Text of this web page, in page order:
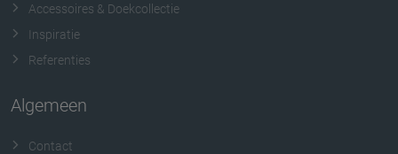
Accessoires & Doekcollectie
Inspiratie
Referenties
Algemeen
Contact